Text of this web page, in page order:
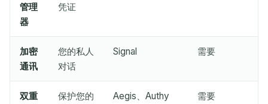
刷新
管理
器
凭证
加密
通讯
您的私人
对话
Signal 需要
双重
保护您的
Aegis、Authy 需要